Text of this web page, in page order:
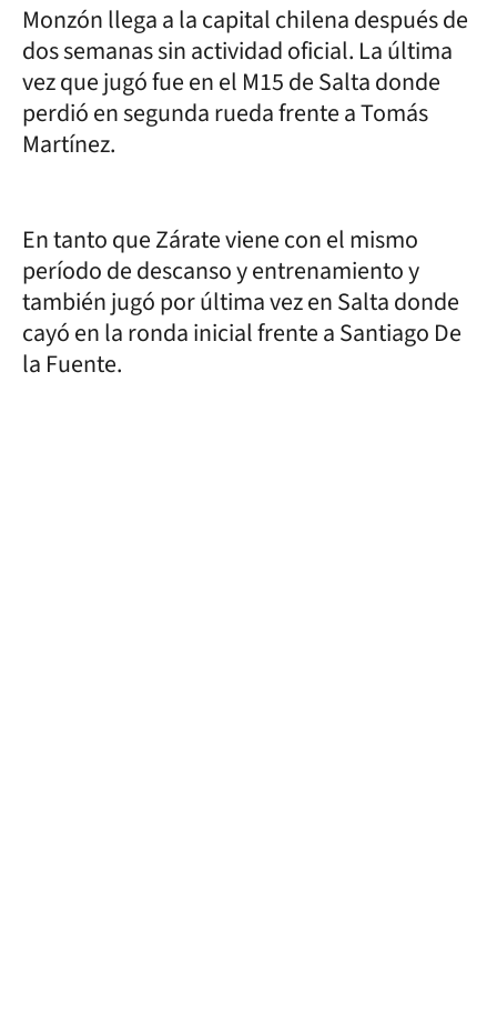
Monzón llega a la capital chilena después de
dos semanas sin actividad oficial. La última
vez que jugó fue en el M15 de Salta donde
perdió en segunda rueda frente a Tomás
Martínez.
En tanto que Zárate viene con el mismo
período de descanso y entrenamiento y
también jugó por última vez en Salta donde
cayó en la ronda inicial frente a Santiago De
la Fuente.